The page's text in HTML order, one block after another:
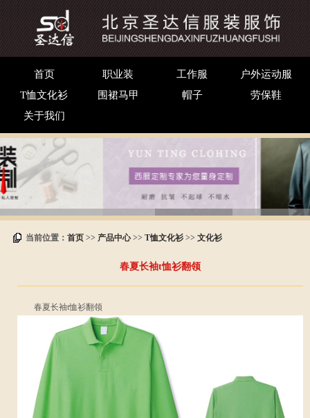
首页 职业装 工作服
户外运动服
T恤文化衫
围裙马甲 帽子
劳保鞋
关于我们
当前位置： 首页>> 产品中心>> T恤文化衫>> 文化衫
春夏长袖t恤衫翻领
春夏长袖t恤衫翻领